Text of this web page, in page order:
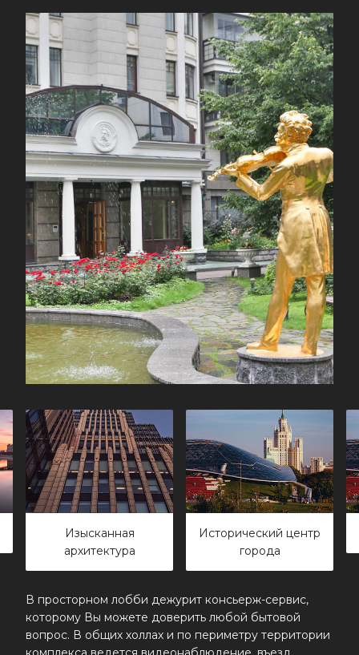
Исторический центр
Престижный
В просторном лобби дежурит консьерж-сервис,
которому Вы можете доверить любой бытовой
вопрос. В общих холлах и по периметру территории